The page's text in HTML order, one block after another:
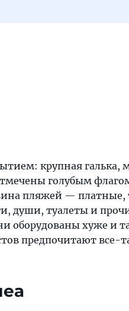
крупная галька,
голубым
пляжей — платные,
души, туалеты и
оборудованы хуже и
предпочитают все-